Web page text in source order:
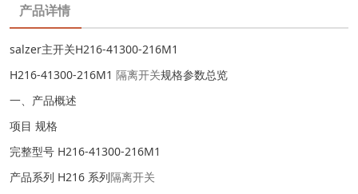
产品详情
salzer主开关H216-41300-216M1
H216-41300-216M1 隔离开关规格参数总览
一、产品概述
项目 规格
完整型号 H216-41300-216M1
产品系列 H216 系列隔离开关